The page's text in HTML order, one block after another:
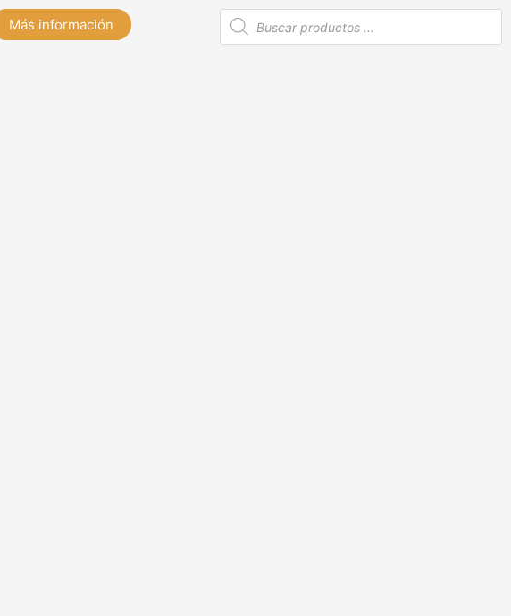
Más información
Búsqueda
de
productos